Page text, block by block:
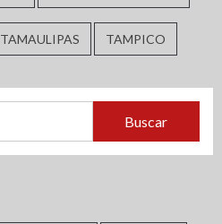
TAMAULIPAS TAMPICO